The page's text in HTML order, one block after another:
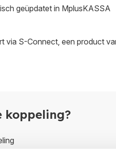
geüpdatet in MplusKASSA
via S-Connect, een product
koppeling?